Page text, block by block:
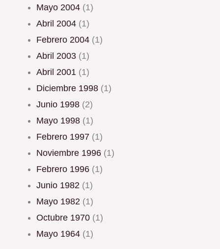
mayo 2004 (1)
abril 2004 (1)
febrero 2004 (1)
abril 2003 (1)
abril 2001 (1)
diciembre 1998 (1)
junio 1998 (2)
mayo 1998 (1)
febrero 1997 (1)
noviembre 1996 (1)
febrero 1996 (1)
junio 1982 (1)
mayo 1982 (1)
octubre 1970 (1)
mayo 1964 (1)